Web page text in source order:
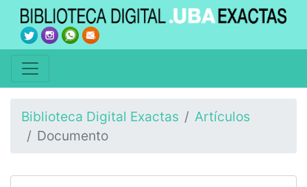
Biblioteca Digital Exactas
Artículos
Documento